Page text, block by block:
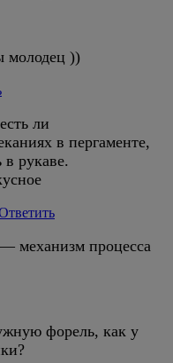
молодец ))
ли
в пергаменте,
в рукаве.
механизм процесса
форель, как у